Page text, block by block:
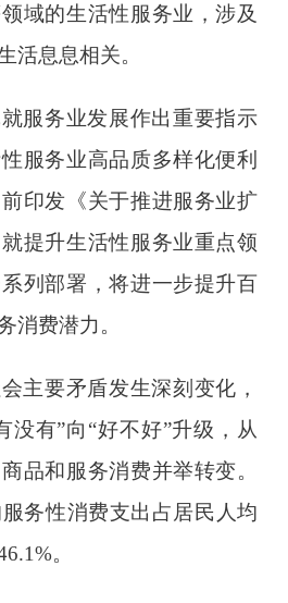
域的生活性服务业，涉及
活息息相关。
务业发展作出重要指示
服务业高品质多样化便利
印发《关于推进服务业扩
提升生活性服务业重点领
列部署，将进一步提升百
消费潜力。
要矛盾发生深刻变化，
没有”向“好不好”升级，从
品和服务消费并举转变。
务性消费支出占居民人均
。